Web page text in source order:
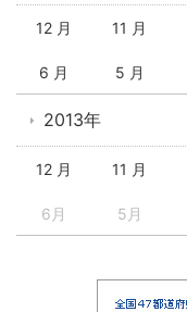
12 月 11 月
6 月 5 月
2013年
12 月 11 月
6月 5月